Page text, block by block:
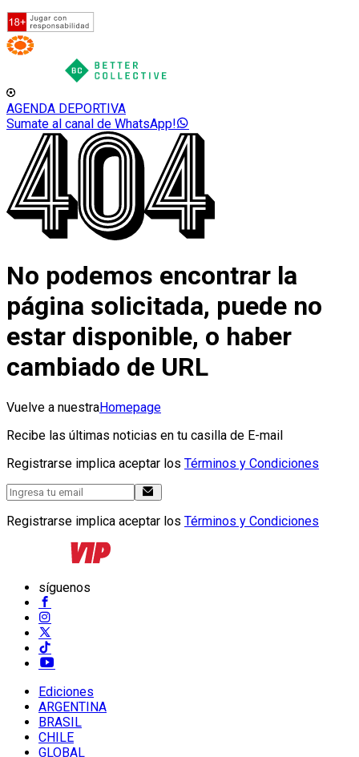
AGENDA DEPORTIVA
Sumate al canal de WhatsApp!
No podemos encontrar la
página solicitada, puede no
estar disponible, o haber
cambiado de URL
Vuelve a nuestraHomepage
Recibe las últimas noticias en tu casilla de E-mail
Registrarse implica aceptar los Términos y Condiciones
Registrarse implica aceptar los Términos y Condiciones
síguenos
Ediciones
ARGENTINA
BRASIL
CHILE
GLOBAL